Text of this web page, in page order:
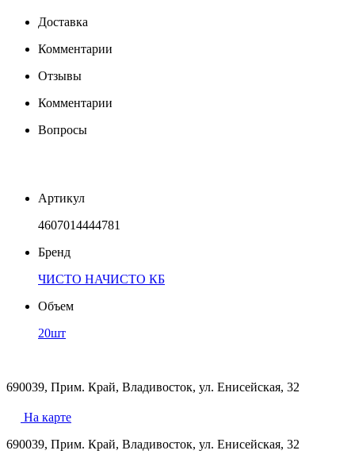
Доставка
Комментарии
Отзывы
Комментарии
Вопросы
Артикул
4607014444781
Бренд
ЧИСТО НАЧИСТО КБ
Объем
20шт
690039, Прим. Край, Владивосток, ул. Енисейская, 32
На карте
690039, Прим. Край, Владивосток, ул. Енисейская, 32